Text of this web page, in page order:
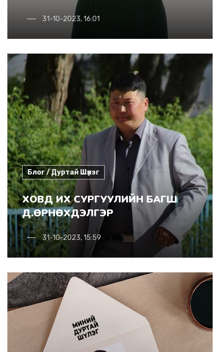
31-10-2023, 16:01
Блог / Дуртай Шүлэг
ХОВД ИХ СУРГУУЛИЙН БАГШ
Д.ӨРНӨХДЭЛГЭР
31-10-2023, 15:59